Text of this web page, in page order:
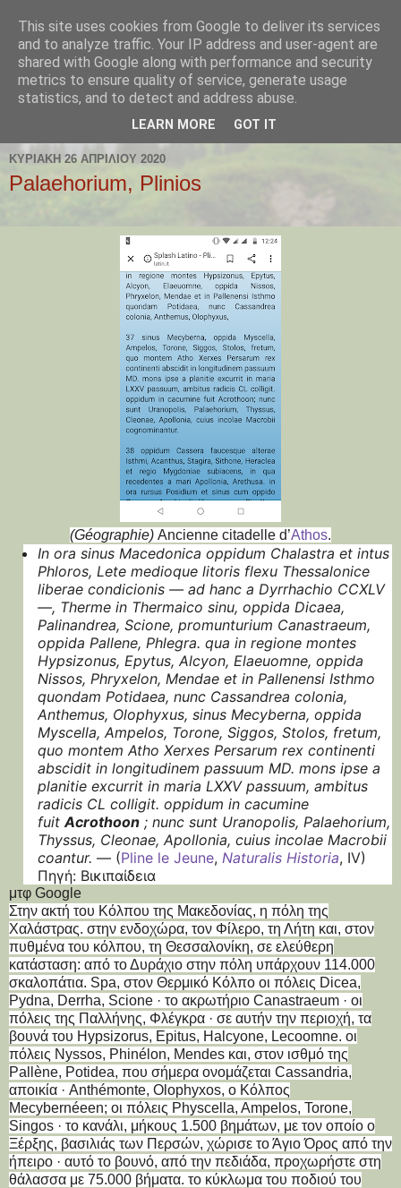
Παλαιοχώρι Χαλκιδικής
Palaiochori Chalkidiki - Paleochori (Chalkidiki) - Paleochóri
- Halkidiki Δήμος Αριστοτέλη, Κεντρική Μακεδονία, Ελλάδα
ΚΥΡΙΑΚΉ 26 ΑΠΡΙΛΊΟΥ 2020
Palaehorium, Plinios
(Géographie) Ancienne citadelle d’Athos.
In ora sinus Macedonica oppidum Chalastra et intus
Phloros, Lete medioque litoris flexu Thessalonice
liberae condicionis — ad hanc a Dyrrhachio CCXLV
—, Therme in Thermaico sinu, oppida Dicaea,
Palinandrea, Scione, promunturium Canastraeum,
oppida Pallene, Phlegra. qua in regione montes
Hypsizonus, Epytus, Alcyon, Elaeuomne, oppida
Nissos, Phryxelon, Mendae et in Pallenensi Isthmo
quondam Potidaea, nunc Cassandrea colonia,
Anthemus, Olophyxus, sinus Mecyberna, oppida
Myscella, Ampelos, Torone, Siggos, Stolos, fretum,
quo montem Atho Xerxes Persarum rex continenti
abscidit in longitudinem passuum MD. mons ipse a
planitie excurrit in maria LXXV passuum, ambitus
radicis CL colligit. oppidum in cacumine
fuit Acrothoon ; nunc sunt Uranopolis, Palaehorium,
Thyssus, Cleonae, Apollonia, cuius incolae Macrobii
coantur. — (Pline le Jeune, Naturalis Historia, IV)
Πηγή: Βικιπαίδεια
μτφ Google
Στην ακτή του Κόλπου της Μακεδονίας, η πόλη της
Χαλάστρας. στην ενδοχώρα, τον Φίλερο, τη Λήτη και, στον
πυθμένα του κόλπου, τη Θεσσαλονίκη, σε ελεύθερη
κατάσταση: από το Δυράχιο στην πόλη υπάρχουν 114.000
σκαλοπάτια. Spa, στον Θερμικό Κόλπο οι πόλεις Dicea,
Pydna, Derrha, Scione · το ακρωτήριο Canastraeum · οι
πόλεις της Παλλήνης, Φλέγκρα · σε αυτήν την περιοχή, τα
βουνά του Hypsizorus, Epitus, Halcyone, Lecoomne. οι
πόλεις Nyssos, Phinélon, Mendes και, στον ισθμό της
Pallène, Potidea, που σήμερα ονομάζεται Cassandria,
αποικία · Anthémonte, Olophyxos, ο Κόλπος
Mecybernéeen; οι πόλεις Physcella, Ampelos, Torone,
Singos · το κανάλι, μήκους 1.500 βημάτων, με τον οποίο ο
Ξέρξης, βασιλιάς των Περσών, χώρισε το Άγιο Όρος από την
ήπειρο · αυτό το βουνό, από την πεδιάδα, προχωρήστε στη
θάλασσα με 75.000 βήματα. το κύκλωμα του ποδιού του
This site uses cookies from Google to deliver its services
and to analyze traffic. Your IP address and user-agent are
shared with Google along with performance and security
metrics to ensure quality of service, generate usage
statistics, and to detect and address abuse.
LEARN MORE GOT IT